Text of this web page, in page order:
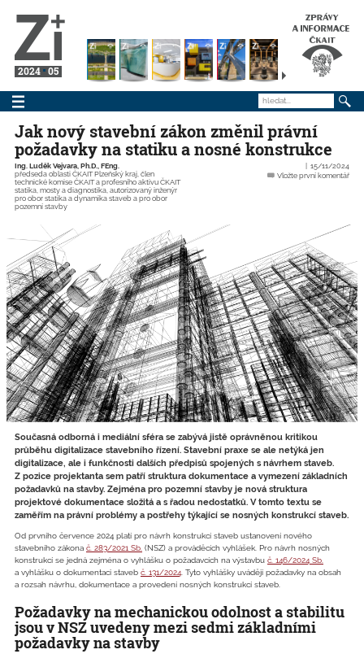
2024 05
Jak nový stavební zákon změnil právní
požadavky na statiku a nosné konstrukce
Ing. Luděk Vejvara, Ph.D., FEng.
předseda oblasti ČKAIT Plzeňský kraj, člen
technické komise ČKAIT a profesního aktivu ČKAIT
statika, mosty a diagnostika, autorizovaný inženýr
pro obor statika a dynamika staveb a pro obor
pozemní stavby
15/11/2024
Vložte první komentář
Současná odborná i mediální sféra se zabývá jistě oprávněnou kritikou
průběhu digitalizace stavebního řízení. Stavební praxe se ale netýká jen
digitalizace, ale i funkčnosti dalších předpisů spojených s návrhem staveb.
Z pozice projektanta sem patří struktura dokumentace a vymezení základních
požadavků na stavby. Zejména pro pozemní stavby je nová struktura
projektové dokumentace složitá a s řadou nedostatků. V tomto textu se
zaměřím na právní problémy a postřehy týkající se nosných konstrukcí staveb.
Od prvního července 2024 platí pro návrh konstrukcí staveb ustanovení nového
stavebního zákona č. 283/2021 Sb. (NSZ) a prováděcích vyhlášek. Pro návrh nosných
konstrukcí se jedná zejména o vyhlášku o požadavcích na výstavbu č. 146/2024 Sb.
a vyhlášku o dokumentaci staveb č. 131/2024 . Tyto vyhlášky uvádějí požadavky na obsah
a rozsah návrhu, dokumentace a provedení nosných konstrukcí staveb.
Požadavky na mechanickou odolnost a stabilitu
jsou v NSZ uvedeny mezi sedmi základními
požadavky na stavby